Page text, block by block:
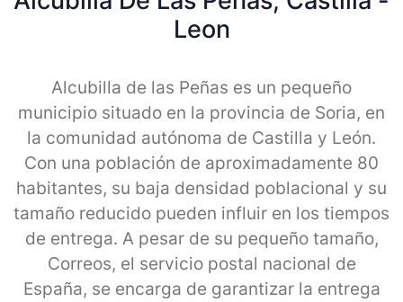
Leon
Alcubilla de las Peñas es un pequeño
municipio situado en la provincia de Soria, en
la comunidad autónoma de Castilla y León.
Con una población de aproximadamente 80
habitantes, su baja densidad poblacional y su
tamaño reducido pueden influir en los tiempos
de entrega. A pesar de su pequeño tamaño,
Correos, el servicio postal nacional de
España, se encarga de garantizar la entrega